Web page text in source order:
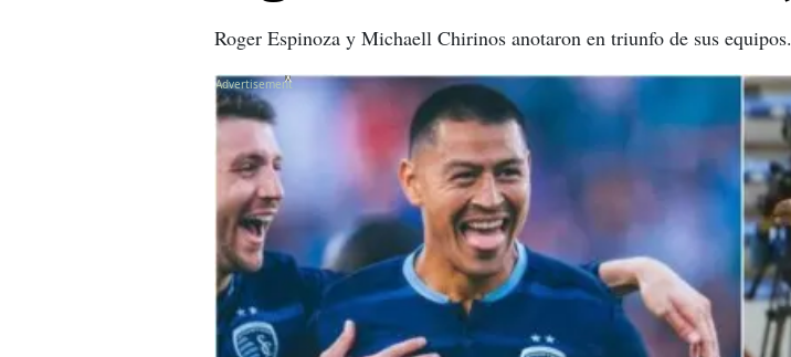
Roger Espinoza y Michaell Chirinos anotaron en triunfo de sus equipos.
X